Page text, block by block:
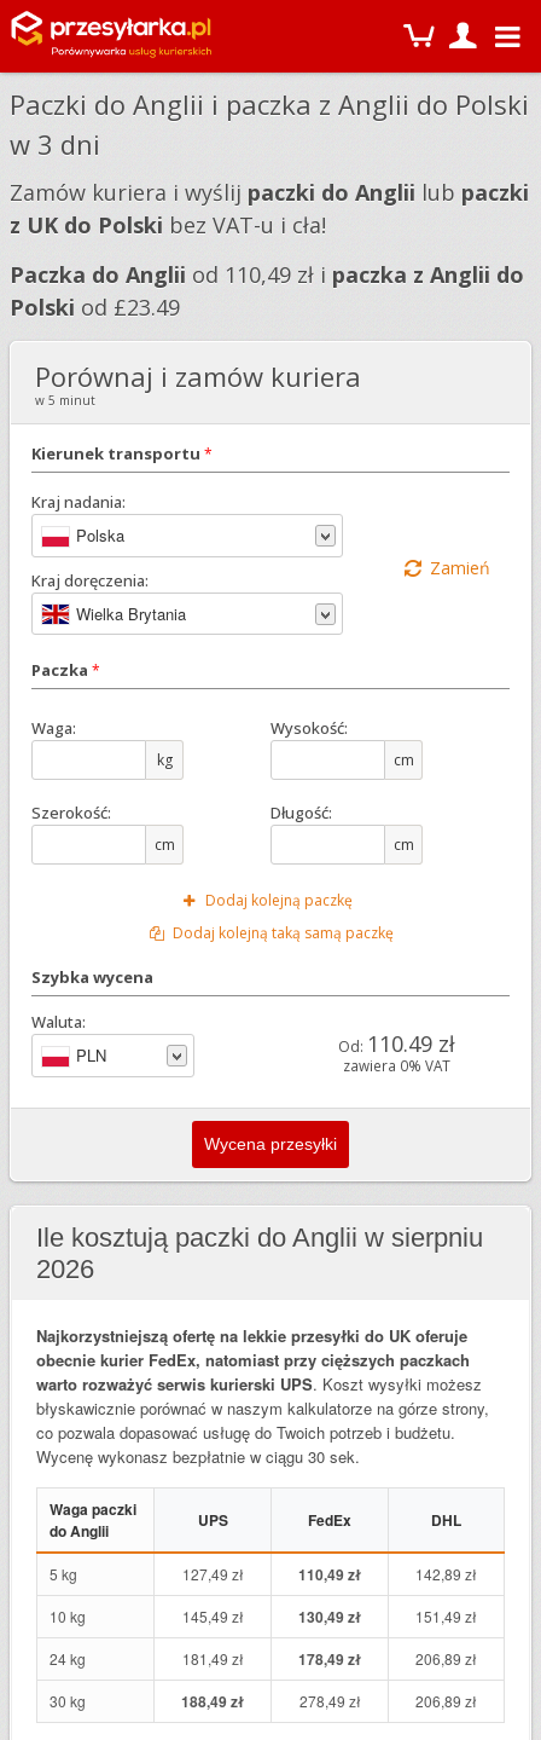
Paczki do Anglii i paczka z Anglii do Polski
w 3 dni
Zamów kuriera i wyślij paczki do Anglii lub paczki
z UK do Polski bez VAT-u i cła!
Paczka do Anglii od 110,49 zł i paczka z Anglii do
Polski od £23.49
Porównaj i zamów kuriera
w 5 minut
Kierunek transportu*
Kraj nadania:
Polska
Zamień
Kraj doręczenia:
Wielka Brytania
Paczka*
Waga:
kg
Wysokość:
cm
Szerokość:
cm
Długość:
cm
Dodaj kolejną paczkę
Dodaj kolejną taką samą paczkę
Szybka wycena
Waluta:
PLN Od: 110.49 zł
zawiera 0% VAT
Ile kosztują paczki do Anglii w sierpniu
2026
Najkorzystniejszą ofertę na lekkie przesyłki do UK oferuje
obecnie kurier FedEx, natomiast przy cięższych paczkach
warto rozważyć serwis kurierski UPS. Koszt wysyłki możesz
błyskawicznie porównać w naszym kalkulatorze na górze strony,
co pozwala dopasować usługę do Twoich potrzeb i budżetu.
Wycenę wykonasz bezpłatnie w ciągu 30 sek.
Waga paczki
do Anglii
UPS FedEx DHL
5 kg 127,49 zł 110,49 zł 142,89 zł
10 kg 145,49 zł 130,49 zł 151,49 zł
24 kg 181,49 zł 178,49 zł 206,89 zł
30 kg 188,49 zł 278,49 zł 206,89 zł